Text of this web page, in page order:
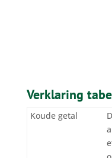
Verklaring
Koude getal